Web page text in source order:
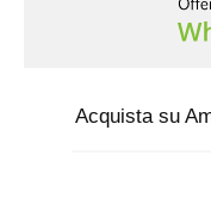
Acquista su